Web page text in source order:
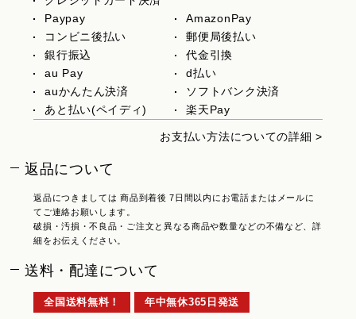
Paypay
AmazonPay
コンビニ後払い
郵便局後払い
銀行振込
代金引換
au Pay
d払い
auかんたん決済
ソフトバンク決済
あと払い(ペイディ)
楽天Pay
お支払い方法についての詳細 >
返品について
返品につきましては 商品到着後 7日間以内にお電話またはメールに
てご連絡お願いします。
破損・汚損・不良品・ご注文と異なる商品や数量などの不備など、詳
細をお伝えください。
送料・配達について
全国送料無料！ 年中無休365日発送